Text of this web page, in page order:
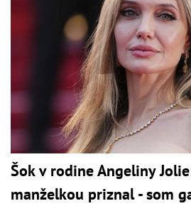
Šok v rodine Angeliny
manželkou priznal - som